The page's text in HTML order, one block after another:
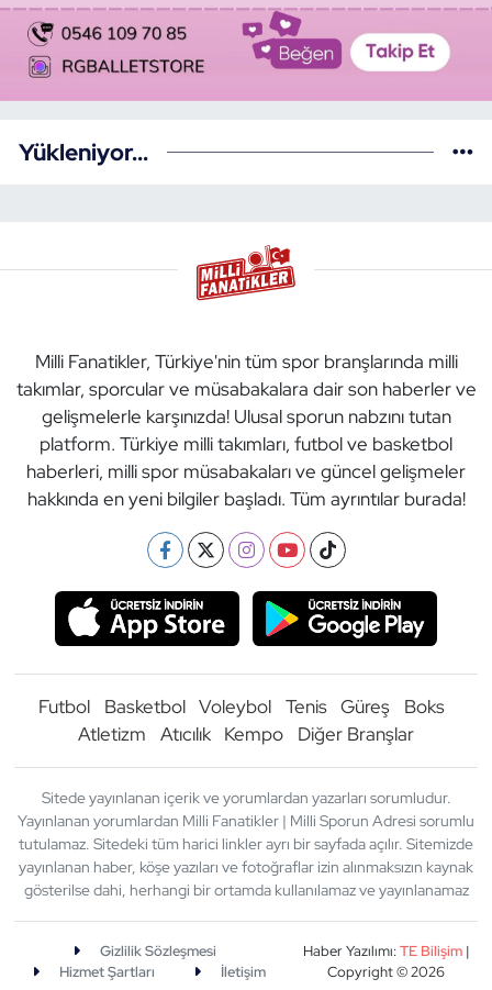
Yükleniyor...
Milli Fanatikler, Türkiye'nin tüm spor branşlarında milli
takımlar, sporcular ve müsabakalara dair son haberler ve
gelişmelerle karşınızda! Ulusal sporun nabzını tutan
platform. Türkiye milli takımları, futbol ve basketbol
haberleri, milli spor müsabakaları ve güncel gelişmeler
hakkında en yeni bilgiler başladı. Tüm ayrıntılar burada!
Futbol Basketbol Voleybol Tenis Güreş
Boks
Atletizm
Atıcılık Kempo Diğer Branşlar
Sitede yayınlanan içerik ve yorumlardan yazarları sorumludur.
Yayınlanan yorumlardan Milli Fanatikler | Milli Sporun Adresi sorumlu
tutulamaz. Sitedeki tüm harici linkler ayrı bir sayfada açılır. Sitemizde
yayınlanan haber, köşe yazıları ve fotoğraflar izin alınmaksızın kaynak
gösterilse dahi, herhangi bir ortamda kullanılamaz ve yayınlanamaz
Gizlilik Sözleşmesi
Hizmet Şartları
İletişim
Haber Yazılımı:TE Bilişim|
Copyright © 2026